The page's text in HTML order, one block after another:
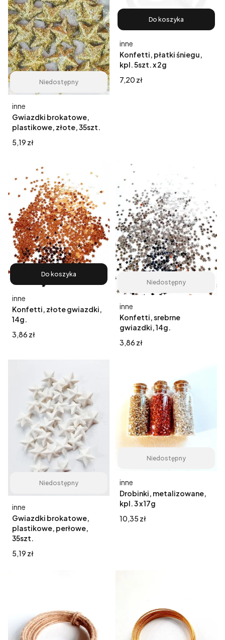
Niedostępny
Gwiazdki brokatowe,
plastikowe, złote, 35szt.
Producent
inne
Cena
5,19 zł
Do koszyka
Konfetti, płatki śniegu,
kpl. 5szt. x 2g
Producent
inne
Cena
7,20 zł
Do koszyka
Konfetti, złote gwiazdki,
14g.
Producent
inne
Cena
3,86 zł
Niedostępny
Konfetti, srebrne
gwiazdki, 14g.
Producent
inne
Cena
3,86 zł
Niedostępny
Gwiazdki brokatowe,
plastikowe, perłowe,
35szt.
Producent
inne
Cena
5,19 zł
Niedostępny
Drobinki, metalizowane,
kpl. 3 x 17g
Producent
inne
Cena
10,35 zł